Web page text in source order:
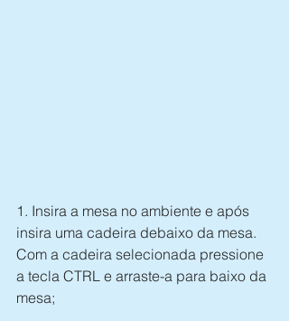
1. Insira a mesa no ambiente e após
insira uma cadeira debaixo da mesa.
Com a cadeira selecionada pressione
a tecla CTRL e arraste-a para baixo da
mesa;